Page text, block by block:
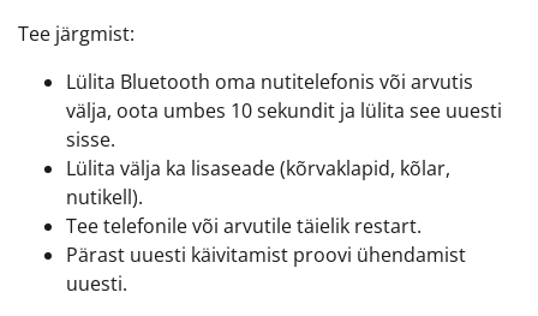
Tee järgmist:
Lülita Bluetooth oma nutitelefonis või arvutis
välja, oota umbes 10 sekundit ja lülita see uuesti
sisse.
Lülita välja ka lisaseade (kõrvaklapid, kõlar,
nutikell).
Tee telefonile või arvutile täielik restart.
Pärast uuesti käivitamist proovi ühendamist
uuesti.